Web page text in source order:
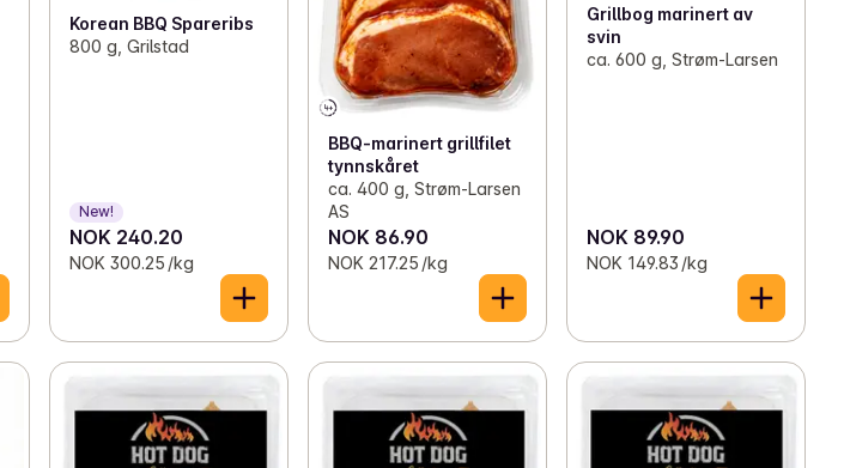
Korean BBQ Spareribs
800 g, Grilstad
New!
NOK 240.20
NOK 300.25 /kg
BBQ-marinert grillfilet
tynnskåret
ca. 400 g, Strøm-Larsen
AS
NOK 86.90
NOK 217.25 /kg
Grillbog marinert av
svin
ca. 600 g, Strøm-Larsen
NOK 89.90
NOK 149.83 /kg